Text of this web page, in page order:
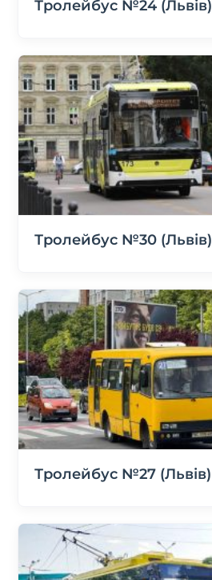
Тролейбус №24 (Львів)
Тролейбус №30 (Львів)
Тролейбус №27 (Львів)